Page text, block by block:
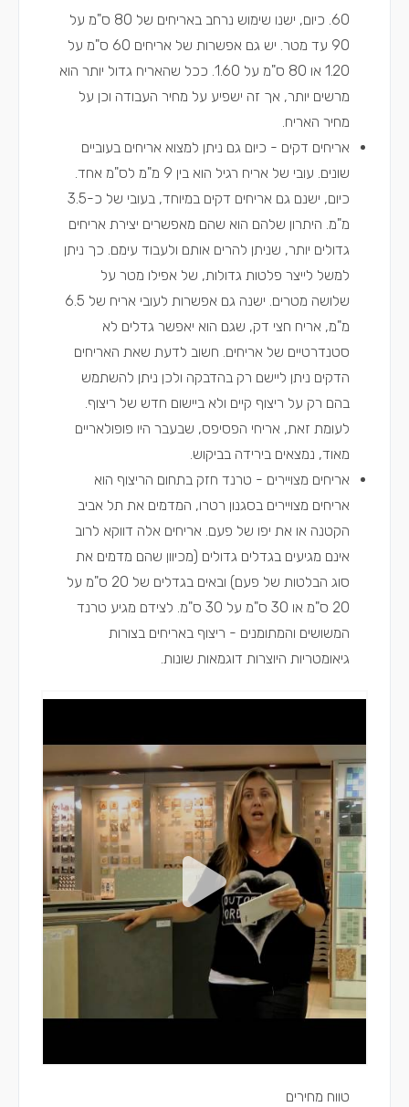
60. כיום, ישנו שימוש נרחב באריחים של 80 ס"מ על
90 עד מטר. יש גם אפשרות של אריחים 60 ס"מ על
1.20 או 80 ס"מ על 1.60. ככל שהאריח גדול יותר הוא
מרשים יותר, אך זה ישפיע על מחיר העבודה וכן על
מחיר האריח.
אריחים דקים - כיום גם ניתן למצוא אריחים בעוביים
שונים. עובי של אריח רגיל הוא בין 9 מ"מ לס"מ אחד.
כיום, ישנם גם אריחים דקים במיוחד, בעובי של כ-3.5
מ"מ. היתרון שלהם הוא שהם מאפשרים יצירת אריחים
גדולים יותר, שניתן להרים אותם ולעבוד עימם. כך ניתן
למשל לייצר פלטות גדולות, של אפילו מטר על
שלושה מטרים. ישנה גם אפשרות לעובי אריח של 6.5
מ"מ, אריח חצי דק, שגם הוא יאפשר גדלים לא
סטנדרטיים של אריחים. חשוב לדעת שאת האריחים
הדקים ניתן ליישם רק בהדבקה ולכן ניתן להשתמש
בהם רק על ריצוף קיים ולא ביישום חדש של ריצוף.
לעומת זאת, אריחי הפסיפס, שבעבר היו פופולאריים
מאוד, נמצאים בירידה בביקוש.
אריחים מצויירים - טרנד חזק בתחום הריצוף הוא
אריחים מצויירים בסגנון רטרו, המדמים את תל אביב
הקטנה או את יפו של פעם. אריחים אלה דווקא לרוב
אינם מגיעים בגדלים גדולים (מכיוון שהם מדמים את
סוג הבלטות של פעם) ובאים בגדלים של 20 ס"מ על
20 ס"מ או 30 ס"מ על 30 ס"מ. לצידם מגיע טרנד
המשושים והמתומנים - ריצוף באריחים בצורות
גיאומטריות היוצרות דוגמאות שונות.
טווח מחירים